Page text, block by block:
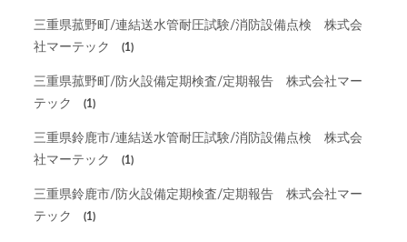
三重県菰野町/連結送水管耐圧試験/消防設備点検 株式会
社マーテック
(1)
三重県菰野町/防火設備定期検査/定期報告 株式会社マー
テック
(1)
三重県鈴鹿市/連結送水管耐圧試験/消防設備点検 株式会
社マーテック
(1)
三重県鈴鹿市/防火設備定期検査/定期報告 株式会社マー
テック
(1)